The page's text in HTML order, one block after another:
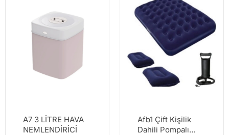
A7 3 LİTRE HAVA
NEMLENDİRİCİ
Afb1 Çift Kişilik
Dahili Pompalı